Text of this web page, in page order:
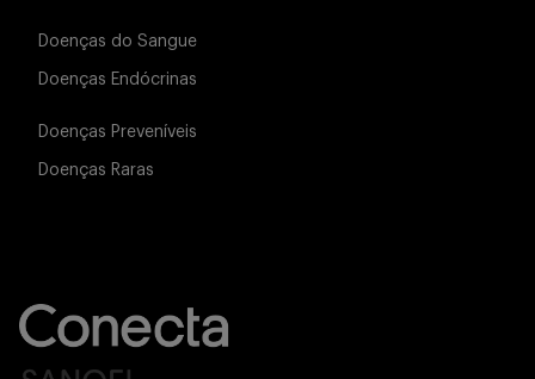
Doenças do Sangue
Doenças Endócrinas
Doenças Preveníveis
Doenças Raras